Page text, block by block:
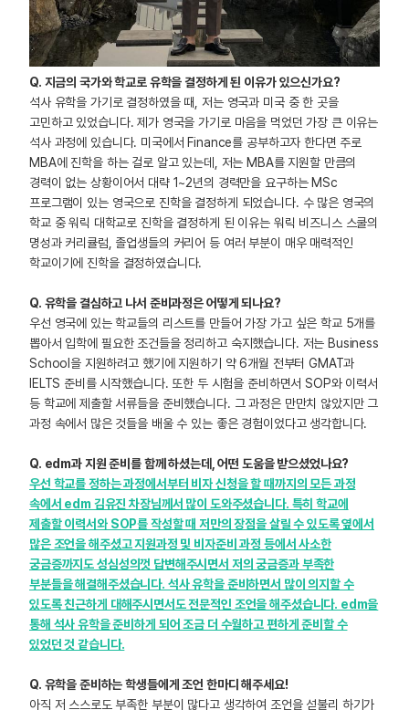
Q. 지금의 국가와 학교로 유학을 결정하게 된 이유가 있으신가요?
석사 유학을 가기로 결정하였을 때, 저는 영국과 미국 중 한 곳을
고민하고 있었습니다. 제가 영국을 가기로 마음을 먹었던 가장 큰 이유는
석사 과정에 있습니다. 미국에서 Finance를 공부하고자 한다면 주로
MBA에 진학을 하는 걸로 알고 있는데, 저는 MBA를 지원할 만큼의
경력이 없는 상황이어서 대략 1~2년의 경력만을 요구하는 MSc
프로그램이 있는 영국으로 진학을 결정하게 되었습니다. 수 많은 영국의
학교 중 워릭 대학교로 진학을 결정하게 된 이유는 워릭 비즈니스 스쿨의
명성과 커리큘럼, 졸업생들의 커리어 등 여러 부분이 매우 매력적인
학교이기에 진학을 결정하였습니다.
Q. 유학을 결심하고 나서 준비과정은 어떻게 되나요?
우선 영국에 있는 학교들의 리스트를 만들어 가장 가고 싶은 학교 5개를
뽑아서 입학에 필요한 조건들을 정리하고 숙지했습니다. 저는 Business
School을 지원하려고 했기에 지원하기 약 6개월 전부터 GMAT과
IELTS 준비를 시작했습니다. 또한 두 시험을 준비하면서 SOP와 이력서
등 학교에 제출할 서류들을 준비했습니다. 그 과정은 만만치 않았지만 그
과정 속에서 많은 것들을 배울 수 있는 좋은 경험이었다고 생각합니다.
Q. edm과 지원 준비를 함께 하셨는데, 어떤 도움을 받으셨었나요?
우선 학교를 정하는 과정에서부터 비자 신청을 할 때까지의 모든 과정
속에서 edm 김유진 차장님께서 많이 도와주셨습니다. 특히 학교에
제출할 이력서와 SOP를 작성할 때 저만의 장점을 살릴 수 있도록 옆에서
많은 조언을 해주셨고 지원과정 및 비자준비 과정 등에서 사소한
궁금증까지도 성심성의껏 답변해주시면서 저의 궁금증과 부족한
부분들을 해결해주셨습니다. 석사 유학을 준비하면서 많이 의지할 수
있도록 친근하게 대해주시면서도 전문적인 조언을 해주셨습니다. edm을
통해 석사 유학을 준비하게 되어 조금 더 수월하고 편하게 준비할 수
있었던 것 같습니다.
Q. 유학을 준비하는 학생들에게 조언 한마디 해주세요!
아직 저 스스로도 부족한 부분이 많다고 생각하여 조언을 섣불리 하기가